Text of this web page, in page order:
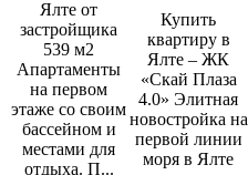
Ялте от
застройщика
539 м2
Апартаменты
на первом
этаже со своим
бассейном и
местами для
отдыха. П...
Купить
квартиру в
Ялте – ЖК
«Скай Плаза
4.0» Элитная
новостройка на
первой линии
моря в Ялте